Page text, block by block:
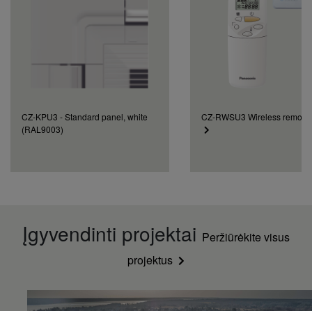
CZ-KPU3 - Standard panel, white
(RAL9003)
CZ-RWSU3 Wireless remote
Įgyvendinti projektai Peržiūrėkite visus
projektus